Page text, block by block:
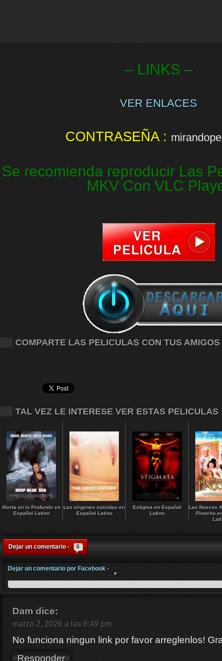
– LINKS –
VER ENLACES
CONTRASEÑA :
Se recomienda reproducir Las
MKV Con VLC
COMPARTE LAS PELICULAS CON TUS AMIGOS
TAL VEZ LE INTERESE VER ESTAS PELICULAS
Alerta en lo Profundo en
Español Latino
Las vírgenes suicidas en
Español Latino
Estigma en Español
Latino
Las Nuevas
Pinocho
Dejar un comentario - 6
Dejar un comentario por Facebook -
Dam dice:
marzo 2, 2026 a las 8:49 pm
No funciona ningun link por favor arreglenlos!
Responder